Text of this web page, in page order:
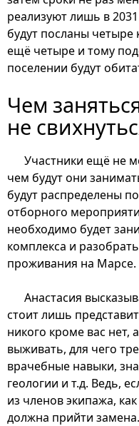
реализуют лишь в
будут посланы четыре
ещё четыре и тому
поселении будут
Чем
не
Участники ещё не
чем будут они
будут распределены
отборного
необходимо будет
комплекса и
проживания на Марсе.
Анастасия
стоит лишь
никого кроме вас нет,
выживать, для чего
врачебные навыки,
геологии и т.д. Ведь,
из членов экипажа,
должна прийти замена.